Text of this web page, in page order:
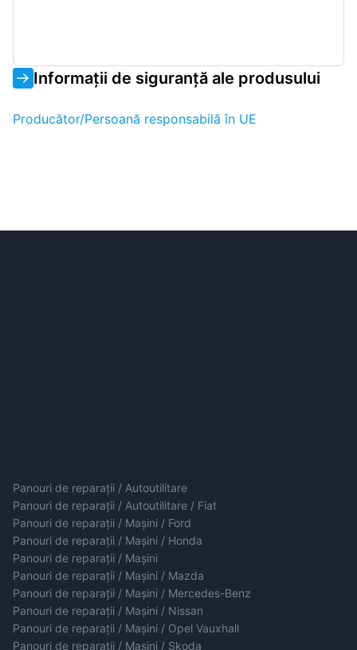
Informații de siguranță ale produsului
Producător/Persoană responsabilă în UE
Panouri de reparații / Autoutilitare
Panouri de reparații / Autoutilitare / Fiat
Panouri de reparații / Mașini / Ford
Panouri de reparații / Mașini / Honda
Panouri de reparații / Mașini
Panouri de reparații / Mașini / Mazda
Panouri de reparații / Mașini / Mercedes-Benz
Panouri de reparații / Mașini / Nissan
Panouri de reparații / Mașini / Opel Vauxhall
Panouri de reparații / Mașini / Skoda